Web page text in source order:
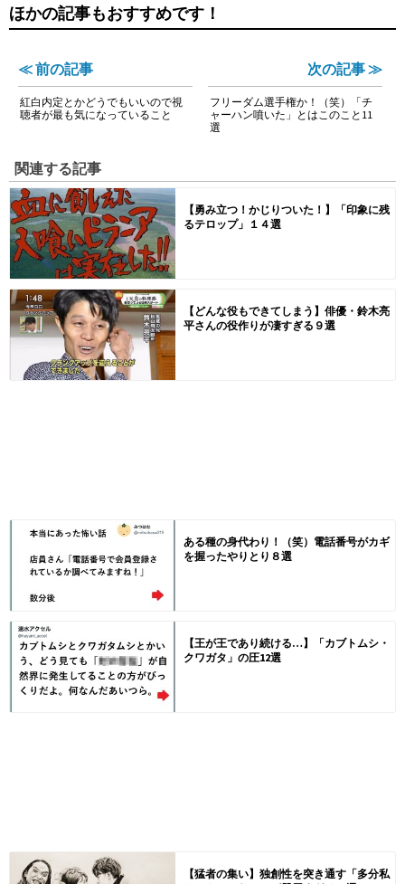
ほかの記事もおすすめです！
≪ 前の記事
紅白内定とかどうでもいいので視
聴者が最も気になっていること
次の記事 ≫
フリーダム選手権か！（笑）「チ
ャーハン噴いた」とはこのこと11
選
関連する記事
【勇み立つ！かじりついた！】「印象に残
るテロップ」１４選
【どんな役もできてしまう】俳優・鈴木亮
平さんの役作りが凄すぎる９選
ある種の身代わり！（笑）電話番号がカギ
を握ったやりとり８選
【王が王であり続ける…】「カブトムシ・
クワガタ」の圧12選
【猛者の集い】独創性を突き通す「多分私